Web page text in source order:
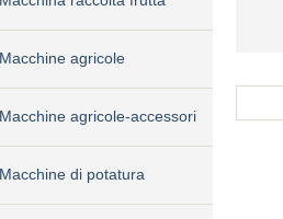
Macchine agricole
Macchine agricole-accessori
Macchine di potatura